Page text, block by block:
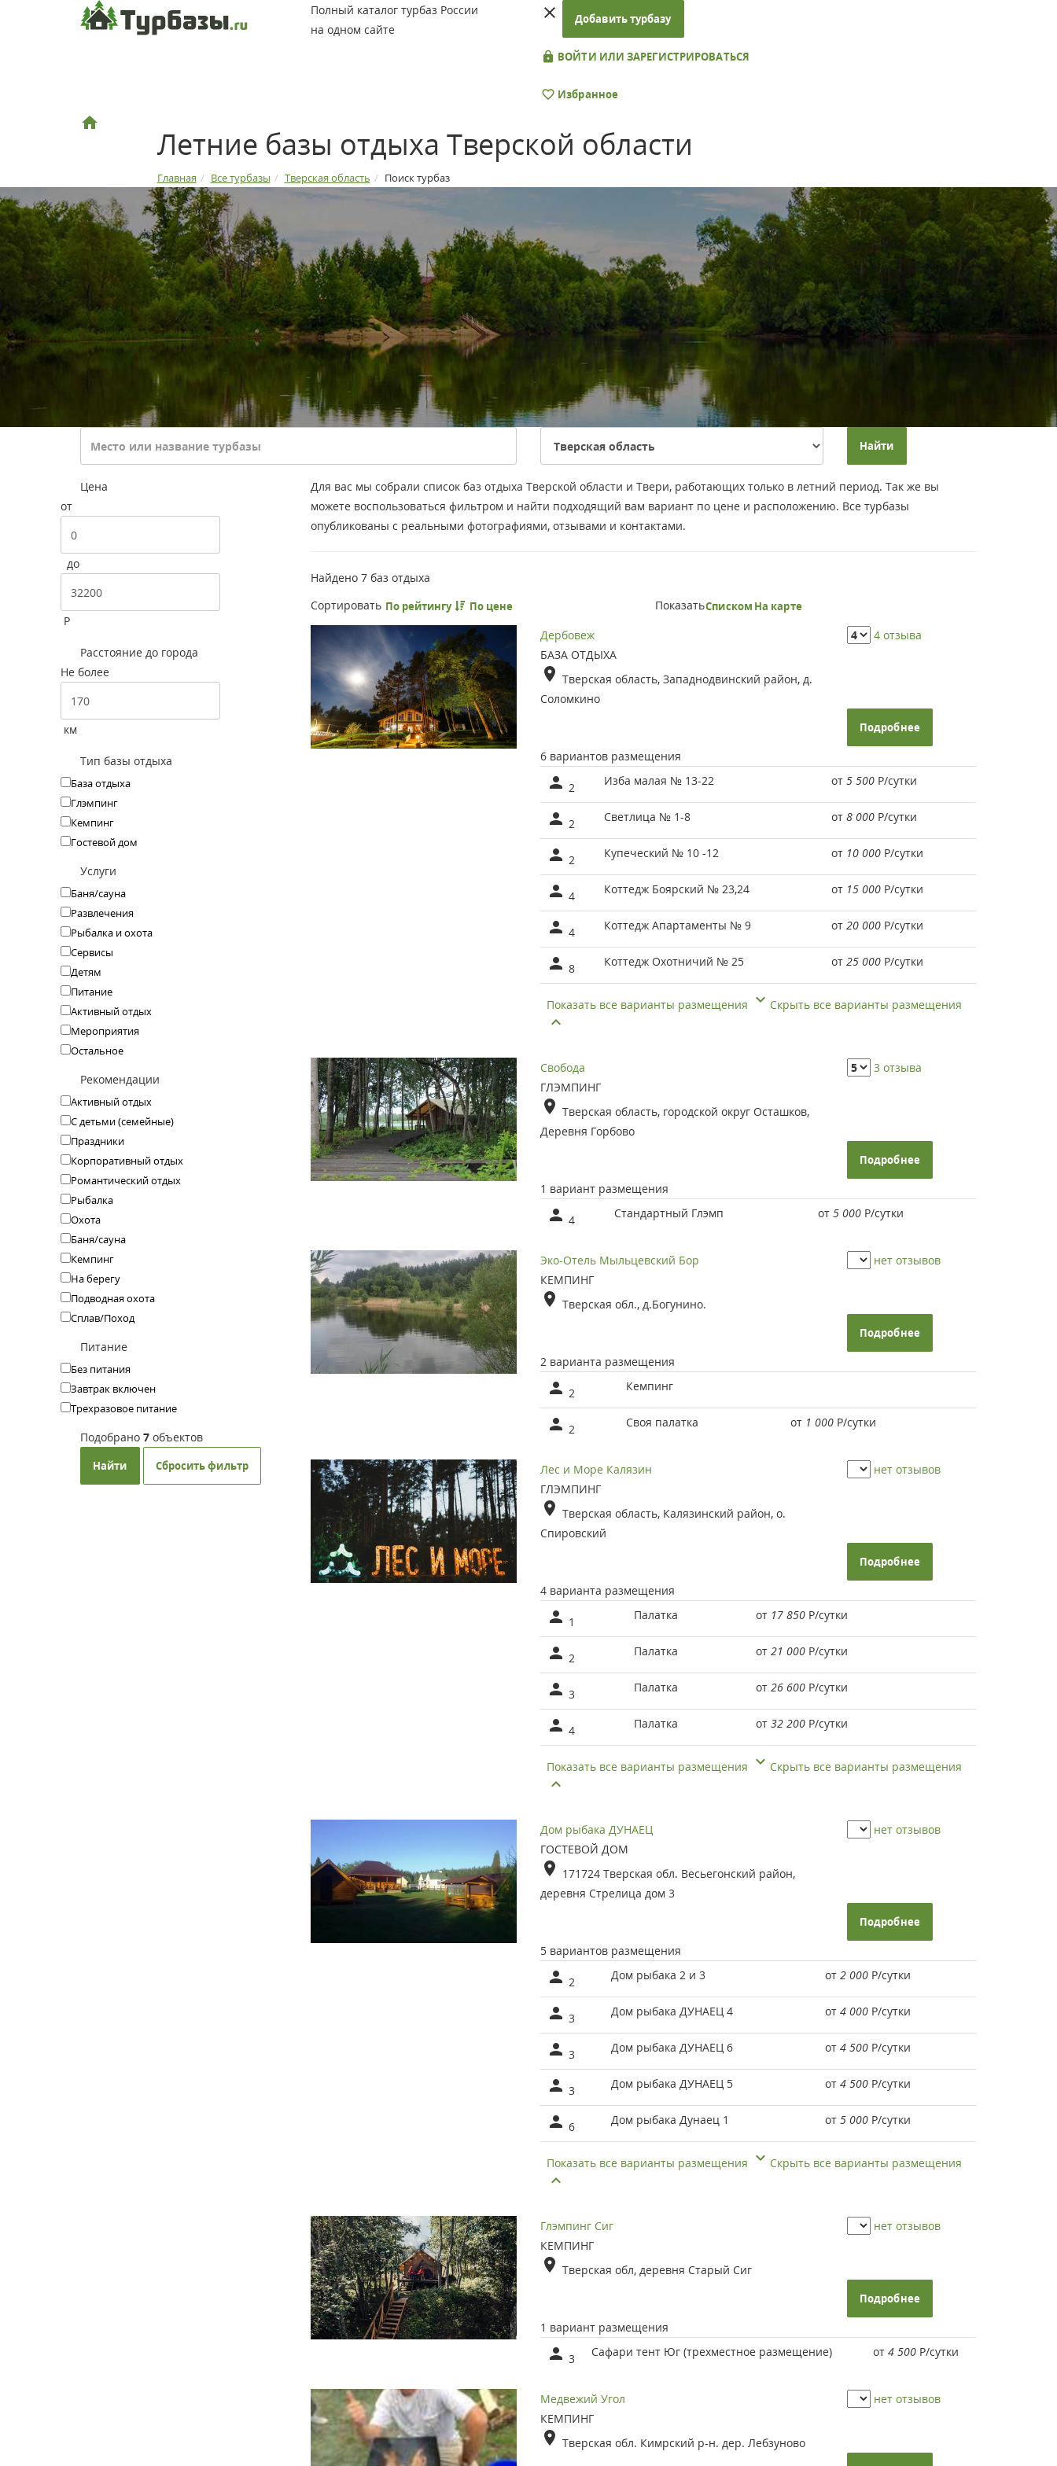
Полный каталог турбаз России
на одном сайте
Добавить турбазу
ВОЙТИ ИЛИ ЗАРЕГИСТРИРОВАТЬСЯ
Избранное
Летние базы отдыха Тверской области
Главная Все турбазы Тверская область Поиск турбаз
Найти
Цена
от
до
Р
Расстояние до города
Не более
км
Тип базы отдыха
База отдыха
Глэмпинг
Кемпинг
Гостевой дом
Услуги
Баня/сауна
Развлечения
Рыбалка и охота
Сервисы
Детям
Питание
Активный отдых
Мероприятия
Остальное
Рекомендации
Активный отдых
С детьми (семейные)
Праздники
Корпоративный отдых
Романтический отдых
Рыбалка
Охота
Баня/сауна
Кемпинг
На берегу
Подводная охота
Сплав/Поход
Питание
Без питания
Завтрак включен
Трехразовое питание
Подобрано 7 объектов
Найти Сбросить фильтр
Для вас мы собрали список баз отдыха Тверской области и Твери, работающих только в летний период. Так же вы
можете воспользоваться фильтром и найти подходящий вам вариант по цене и расположению. Все турбазы
опубликованы с реальными фотографиями, отзывами и контактами.
Найдено 7баз отдыха
Сортировать По рейтингу По цене ПоказатьСписком На карте
Дербовеж
БАЗА ОТДЫХА
Тверская область, Западнодвинский район, д.
Соломкино
4 отзыва
Подробнее
6 вариантов размещения
2 Изба малая № 13-22 от 5 500 Р/сутки
2 Светлица № 1-8 от 8 000 Р/сутки
2 Купеческий № 10 -12 от 10 000 Р/сутки
4 Коттедж Боярский № 23,24 от 15 000 Р/сутки
4 Коттедж Апартаменты № 9 от 20 000 Р/сутки
8 Коттедж Охотничий № 25 от 25 000 Р/сутки
Показать все варианты размещения Скрыть все варианты размещения
Свобода
ГЛЭМПИНГ
Тверская область, городской округ Осташков,
Деревня Горбово
3 отзыва
Подробнее
1 вариант размещения
4 Стандартный Глэмп от 5 000 Р/сутки
Эко-Отель Мыльцевский Бор
КЕМПИНГ
Тверская обл., д.Богунино.
нет отзывов
Подробнее
2 варианта размещения
2 Кемпинг
2 Своя палатка от 1 000 Р/сутки
Лес и Море Калязин
ГЛЭМПИНГ
Тверская область, Калязинский район, о.
Спировский
нет отзывов
Подробнее
4 варианта размещения
1 Палатка от 17 850 Р/сутки
2 Палатка от 21 000 Р/сутки
3 Палатка от 26 600 Р/сутки
4 Палатка от 32 200 Р/сутки
Показать все варианты размещения Скрыть все варианты размещения
Дом рыбака ДУНАЕЦ
ГОСТЕВОЙ ДОМ
171724 Тверская обл. Весьегонский район,
деревня Стрелица дом 3
нет отзывов
Подробнее
5 вариантов размещения
2 Дом рыбака 2 и 3 от 2 000 Р/сутки
3 Дом рыбака ДУНАЕЦ 4 от 4 000 Р/сутки
3 Дом рыбака ДУНАЕЦ 6 от 4 500 Р/сутки
3 Дом рыбака ДУНАЕЦ 5 от 4 500 Р/сутки
6 Дом рыбака Дунаец 1 от 5 000 Р/сутки
Показать все варианты размещения Скрыть все варианты размещения
Глэмпинг Сиг
КЕМПИНГ
Тверская обл, деревня Старый Сиг
нет отзывов
Подробнее
1 вариант размещения
3 Сафари тент Юг (трехместное размещение) от 4 500 Р/сутки
Медвежий Угол
КЕМПИНГ
Тверская обл. Кимрский р-н. дер. Лебзуново
нет отзывов